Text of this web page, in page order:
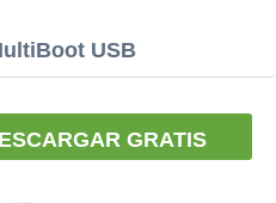
USB
GRATIS